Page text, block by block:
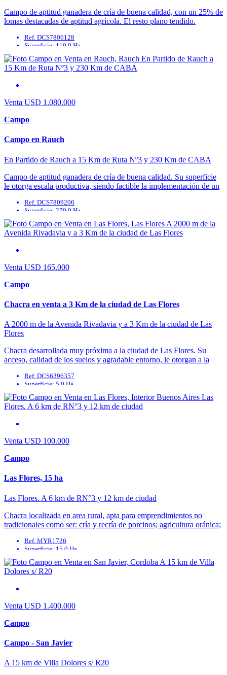
Campo de aptitud ganadera de cría de buena calidad, con un 25% de
lomas destacadas de aptitud agrícola. El resto plano tendido.
Ref. DCS7806128
Superficie: 110.0 Ha
Agua Potable: No
Cable: No
Venta USD 1.080.000
Campo
Campo en Rauch
En Partido de Rauch a 15 Km de Ruta Nº3 y 230 Km de CABA
Campo de aptitud ganadera de cría de buena calidad. Su superficie
le otorga escala productiva, siendo factible la implementación de un
Ref. DCS7809206
Superficie: 270.0 Ha
Agua Potable: No
Cable: No
Venta USD 165.000
Campo
Chacra en venta a 3 Km de la ciudad de Las Flores
A 2000 m de la Avenida Rivadavia y a 3 Km de la ciudad de Las
Flores
Chacra desarrollada muy próxima a la ciudad de Las Flores. Su
acceso, calidad de los suelos y agradable entorno, le otorgan a la
Ref. DCS6396357
Superficie: 5.0 Ha
Agua Potable: No
Cable: No
Venta USD 100.000
Campo
Las Flores, 15 ha
Las Flores. A 6 km de RN°3 y 12 km de ciudad
Chacra localizada en area rural, apta para emprendimientos no
tradicionales como ser: cría y recría de porcinos; agricultura oránica;
Ref. MYR1726
Superficie: 15.0 Ha
Agua Potable: No
Cable: No
Venta USD 1.400.000
Campo
Campo - San Javier
A 15 km de Villa Dolores s/ R20